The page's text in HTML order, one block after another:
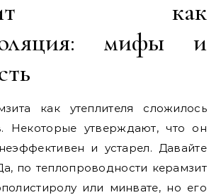
как
мифы и
как утеплителя сложилось
Некоторые утверждают, что он
и устарел. Давайте
по теплопроводности керамзит
или минвате, но его